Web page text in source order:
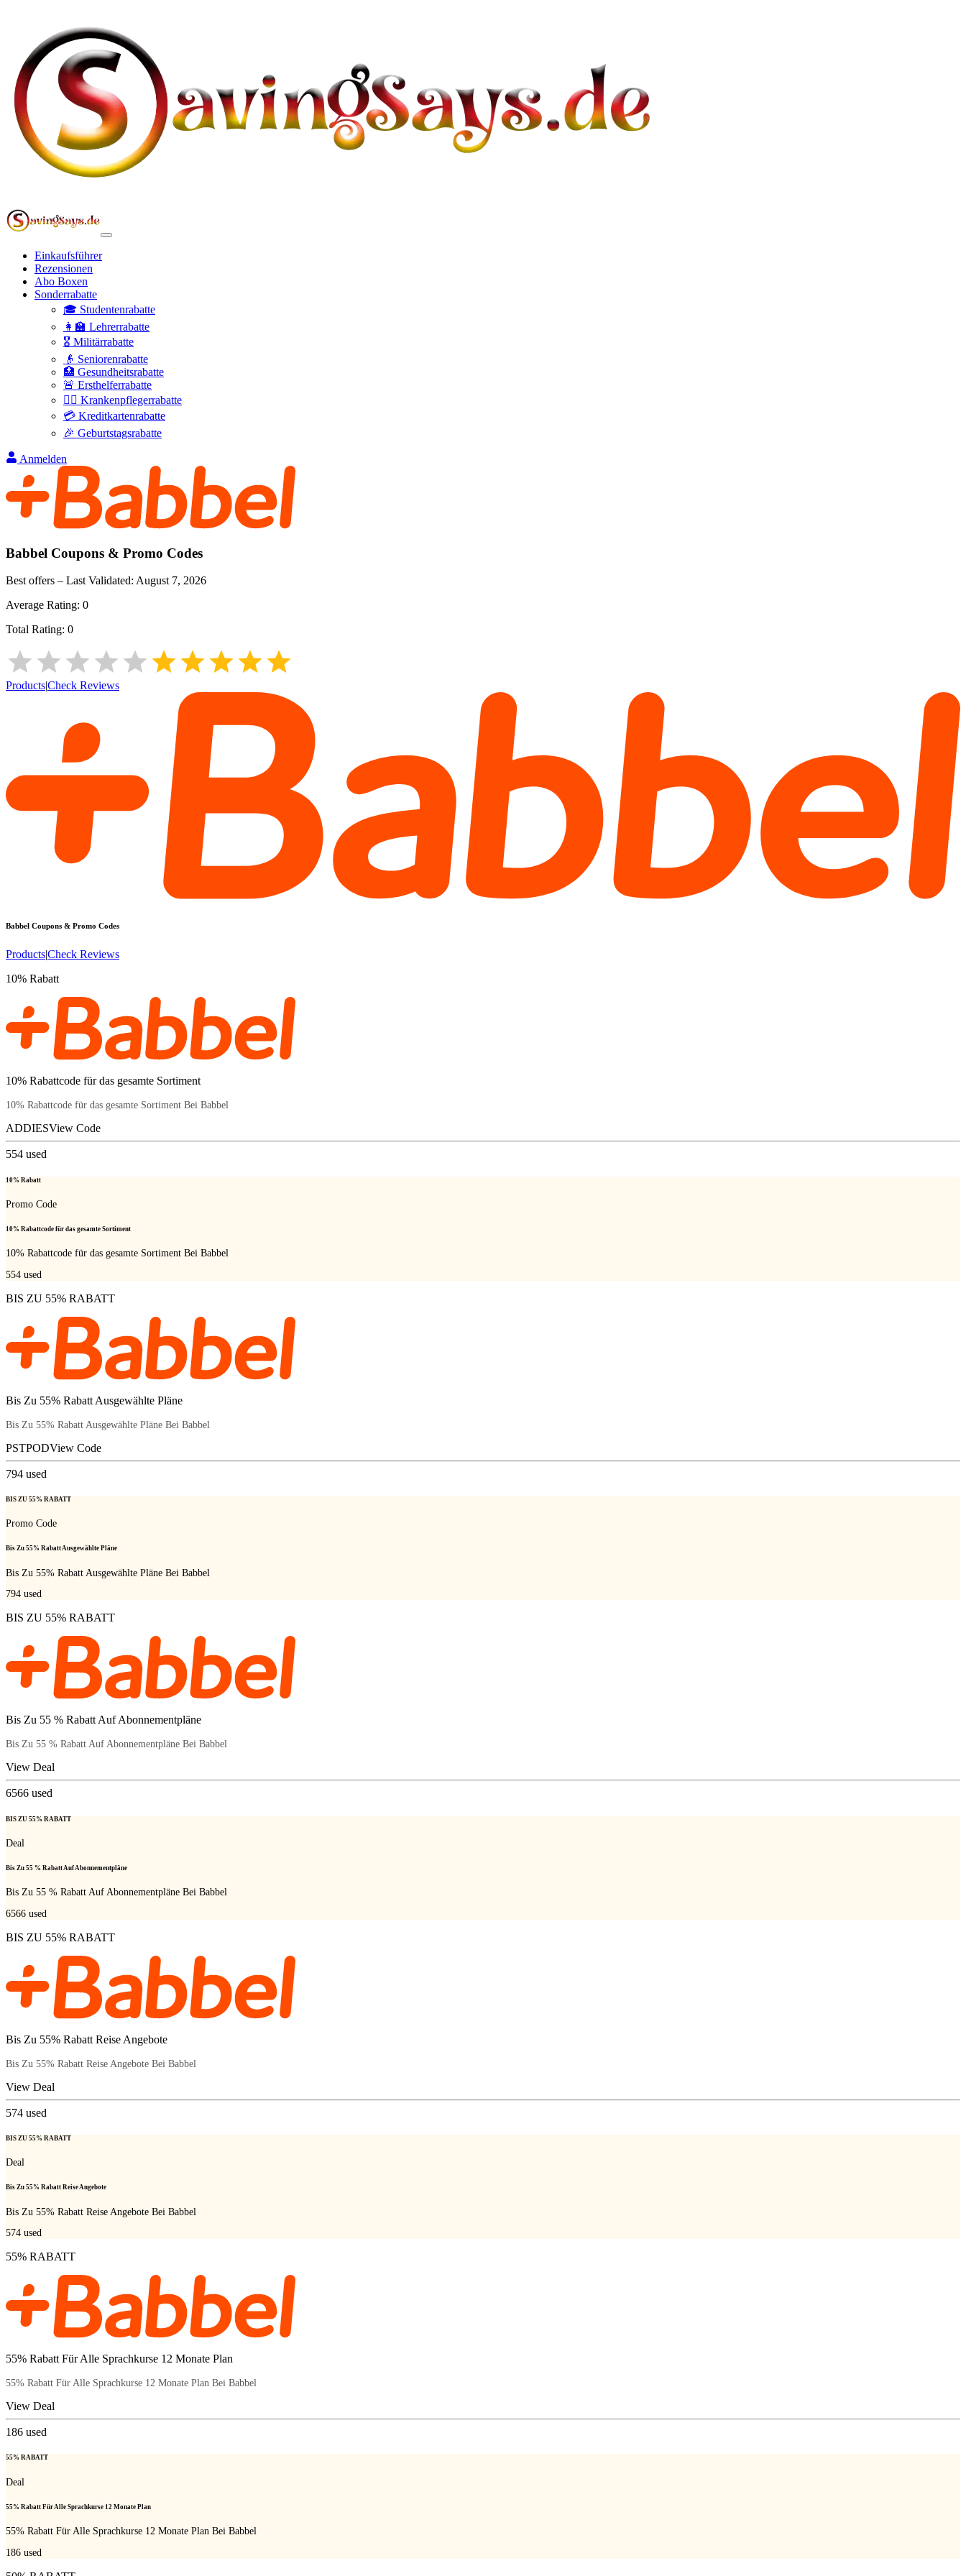
Einkaufsführer
Rezensionen
Abo Boxen
Sonderrabatte
🎓 Studentenrabatte
👩‍🏫 Lehrerrabatte
🎖️ Militärrabatte
👴 Seniorenrabatte
🏥 Gesundheitsrabatte
🚨 Ersthelferrabatte
👩‍⚕️ Krankenpflegerrabatte
💳 Kreditkartenrabatte
🎉 Geburtstagsrabatte
Anmelden
Babbel Coupons & Promo Codes
Best offers – Last Validated: August 7, 2026
Average Rating: 0
Total Rating: 0
Products|Check Reviews
Babbel Coupons & Promo Codes
Products|Check Reviews
10% Rabatt
10% Rabattcode für das gesamte Sortiment
10% Rabattcode für das gesamte Sortiment Bei Babbel
ADDIESView Code
554 used
10% Rabatt
Promo Code
10% Rabattcode für das gesamte Sortiment
10% Rabattcode für das gesamte Sortiment Bei Babbel
554 used
BIS ZU 55% RABATT
Bis Zu 55% Rabatt Ausgewählte Pläne
Bis Zu 55% Rabatt Ausgewählte Pläne Bei Babbel
PSTPODView Code
794 used
BIS ZU 55% RABATT
Promo Code
Bis Zu 55% Rabatt Ausgewählte Pläne
Bis Zu 55% Rabatt Ausgewählte Pläne Bei Babbel
794 used
BIS ZU 55% RABATT
Bis Zu 55 % Rabatt Auf Abonnementpläne
Bis Zu 55 % Rabatt Auf Abonnementpläne Bei Babbel
View Deal
6566 used
BIS ZU 55% RABATT
Deal
Bis Zu 55 % Rabatt Auf Abonnementpläne
Bis Zu 55 % Rabatt Auf Abonnementpläne Bei Babbel
6566 used
BIS ZU 55% RABATT
Bis Zu 55% Rabatt Reise Angebote
Bis Zu 55% Rabatt Reise Angebote Bei Babbel
View Deal
574 used
BIS ZU 55% RABATT
Deal
Bis Zu 55% Rabatt Reise Angebote
Bis Zu 55% Rabatt Reise Angebote Bei Babbel
574 used
55% RABATT
55% Rabatt Für Alle Sprachkurse 12 Monate Plan
55% Rabatt Für Alle Sprachkurse 12 Monate Plan Bei Babbel
View Deal
186 used
55% RABATT
Deal
55% Rabatt Für Alle Sprachkurse 12 Monate Plan
55% Rabatt Für Alle Sprachkurse 12 Monate Plan Bei Babbel
186 used